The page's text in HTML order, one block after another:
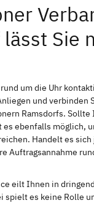
Sie
um die Uhr
und verbinden
Ramsdorfs. Sollte
ebenfalls möglich,
Handelt es sich
Auftragsannahme
eilt Ihnen in
spielt es keine Rolle